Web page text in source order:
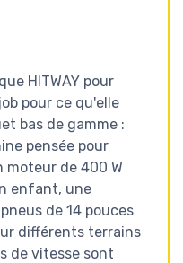
HITWAY pour
pour ce qu'elle
bas de gamme :
pensée pour
moteur de 400 W
enfant, une
de 14 pouces
différents terrains
de vitesse sont